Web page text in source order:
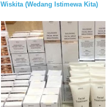
Wiskita (Wedang Istimewa Kita)